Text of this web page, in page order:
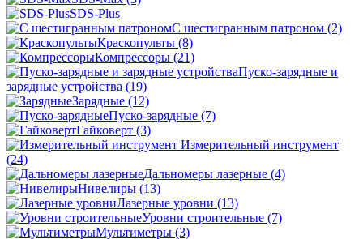
SDS-Plus
C шестигранным патроном (2)
Краскопульты (8)
Компрессоры (21)
Пуско-зарядные и
зарядные устройства (19)
Зарядные (12)
Пуско-зарядные (7)
Гайковерт (3)
Измерительный инструмент
(24)
Дальномеры лазерные (4)
Нивелиры (13)
Лазерные уровни (13)
Уровни строительные (7)
Мультиметры (3)